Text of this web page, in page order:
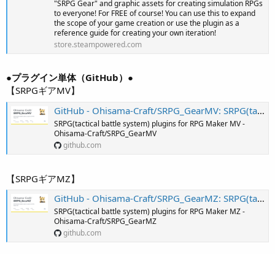
"SRPG Gear" and graphic assets for creating simulation RPGs
to everyone! For FREE of course! You can use this to expand
the scope of your game creation or use the plugin as a
reference guide for creating your own iteration!
store.steampowered.com
●プラグイン単体（GitHub）●
【SRPGギアMV】
GitHub - Ohisama-Craft/SRPG_GearMV: SRPG(tactical battle system) plugins for RPG Maker MV
SRPG(tactical battle system) plugins for RPG Maker MV -
Ohisama-Craft/SRPG_GearMV
github.com
【SRPGギアMZ】
GitHub - Ohisama-Craft/SRPG_GearMZ: SRPG(tactical battle system) plugins for RPG Maker MZ
SRPG(tactical battle system) plugins for RPG Maker MZ -
Ohisama-Craft/SRPG_GearMZ
github.com